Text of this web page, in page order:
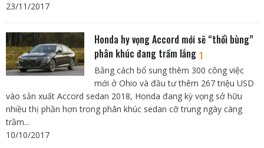
23/11/2017
Honda hy vọng Accord mới sẽ “thổi bùng”
phân khúc đang trầm lắng 1
Bằng cách bổ sung thêm 300 công việc
mới ở Ohio và đầu tư thêm 267 triệu USD
vào sản xuất Accord sedan 2018, Honda đang kỳ vọng sở hữu
nhiều thị phần hơn trong phân khúc sedan cỡ trung ngày càng
trầm...
10/10/2017